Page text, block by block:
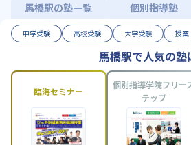
馬橋駅の塾一覧 個別指導塾
中学受験 高校受験 大学受験 授業
馬橋駅で人気の塾
臨海セミナー
個別指導学院フリー
テップ